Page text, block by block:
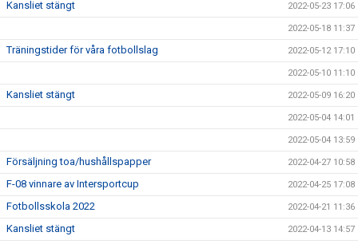
Kansliet stängt 2022-05-23 17:06
2022-05-18 11:37
Träningstider för våra fotbollslag 2022-05-12 17:10
2022-05-10 11:10
Kansliet stängt 2022-05-09 16:20
2022-05-04 14:01
2022-05-04 13:59
Försäljning toa/hushållspapper 2022-04-27 10:58
F-08 vinnare av Intersportcup 2022-04-25 17:08
Fotbollsskola 2022 2022-04-21 11:36
Kansliet stängt 2022-04-13 14:57